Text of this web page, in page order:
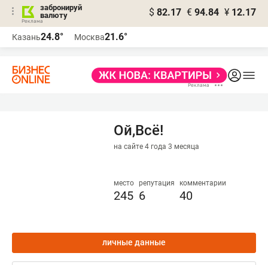
забронируй
валюту
$ 82.17 € 94.84 ¥ 12.17
Казань24.8° Москва21.6°
Ой,Всё!
на сайте 4 года 3 месяца
место
245
репутация
6
комментарии
40
личные данные